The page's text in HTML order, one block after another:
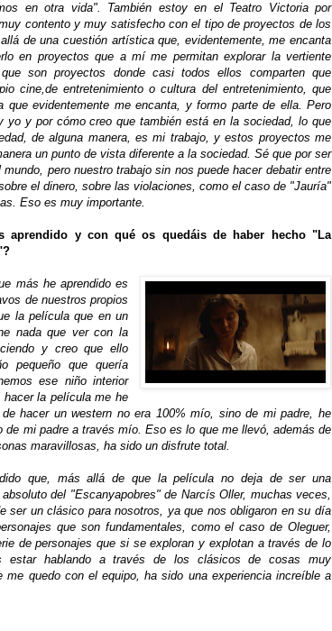
en otra vida". También estoy en el Teatro Victoria por
contento y muy satisfecho con el tipo de proyectos de los
de una cuestión artística que, evidentemente, me encanta
en proyectos que a mí me permitan explorar la vertiente
son proyectos donde casi todos ellos comparten que
cine,de entretenimiento o cultura del entretenimiento, que
que evidentemente me encanta, y formo parte de ella. Pero
yo y por cómo creo que también está en la sociedad, lo que
de alguna manera, es mi trabajo, y estos proyectos me
un punto de vista diferente a la sociedad. Sé que por ser
pero nuestro trabajo sin nos puede hacer debatir entre
el dinero, sobre las violaciones, como el caso de "Jauría"
Eso es muy importante.
aprendido y con qué os quedáis de haber hecho "La
más he aprendido es
de nuestros propios
la película que en un
nada que ver con la
y creo que ello
pequeño que quería
ese niño interior
la película me he
hacer un western no era 100% mío, sino de mi padre, he
de mi padre a través mío. Eso es lo que me llevó, además de
maravillosas, ha sido un disfrute total.
que, más allá de que la película no deja de ser una
del "Escanyapobres" de Narcís Oller, muchas veces,
ser un clásico para nosotros, ya que nos obligaron en su día
que son fundamentales, como el caso de Oleguer,
de personajes que si se exploran y explotan a través de lo
estar hablando a través de los clásicos de cosas muy
me quedo con el equipo, ha sido una experiencia increíble a